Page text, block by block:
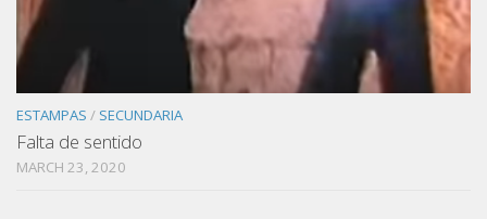
ESTAMPAS / SECUNDARIA
Falta de sentido
MARCH 23, 2020